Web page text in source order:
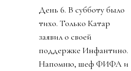
День 6. В субботу было
тихо. Только Катар
заявил о своей
поддержке Инфантино.
Напомню, шеф ФИФА и